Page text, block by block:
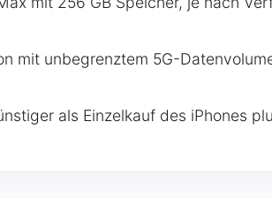
mit unbegrenztem 5G-
als Einzelkauf des iPhones